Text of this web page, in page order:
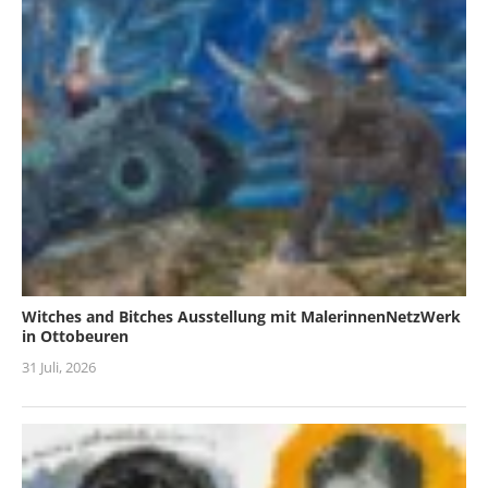
Witches and Bitches Ausstellung mit MalerinnenNetzWerk
in Ottobeuren
31 Juli, 2026